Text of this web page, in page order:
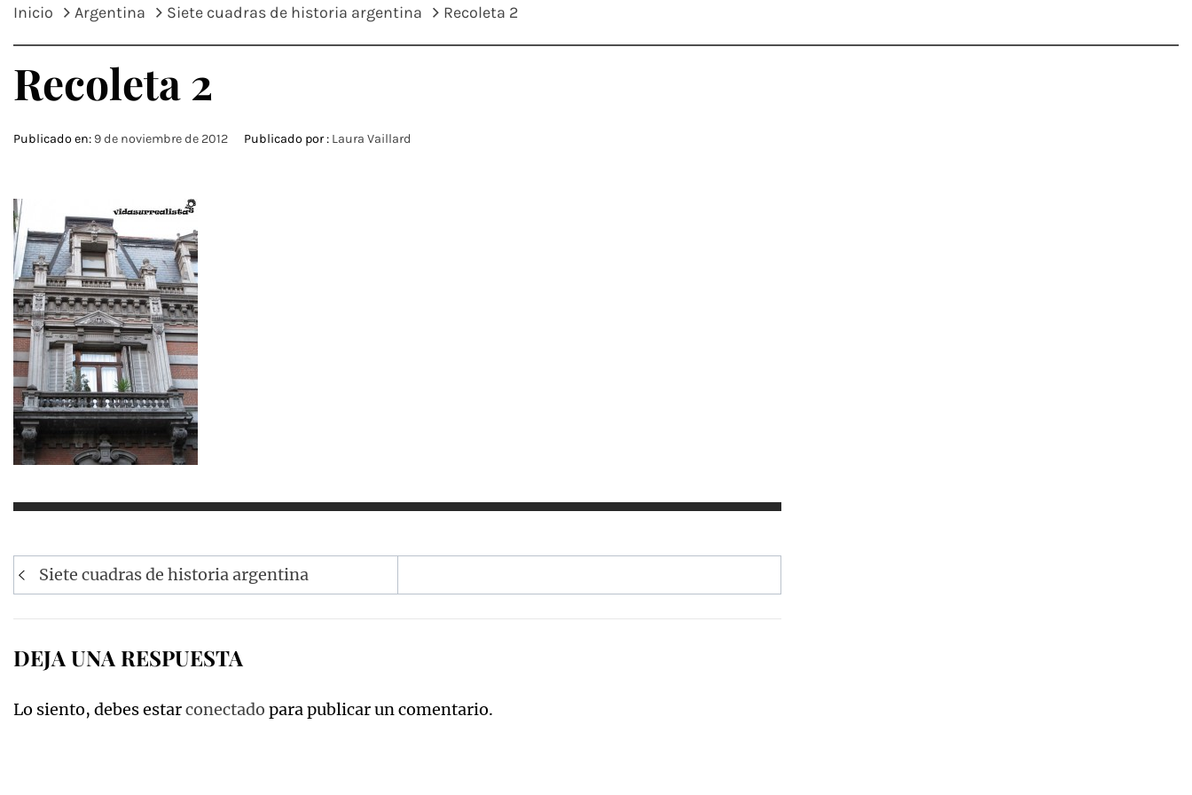
Inicio Argentina Siete cuadras de historia argentina Recoleta 2
Recoleta 2
Publicado en: 9 de noviembre de 2012 Publicado por : Laura Vaillard
Navegación
de
Siete cuadras de historia argentina
DEJA UNA RESPUESTA
Lo siento, debes estarconectado para publicar un comentario.